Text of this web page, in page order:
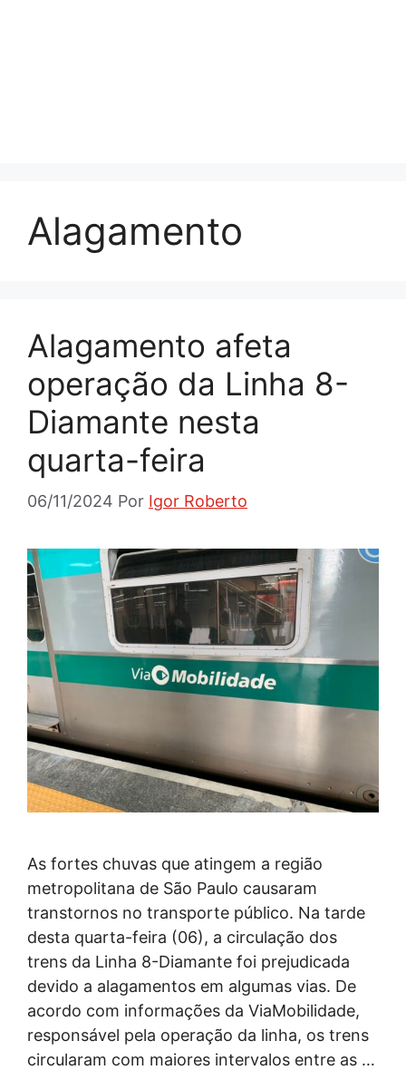
Alagamento
Alagamento afeta
operação da Linha 8-
Diamante nesta
quarta-feira
06/11/2024 Por Igor Roberto
As fortes chuvas que atingem a região
metropolitana de São Paulo causaram
transtornos no transporte público. Na tarde
desta quarta-feira (06), a circulação dos
trens da Linha 8-Diamante foi prejudicada
devido a alagamentos em algumas vias. De
acordo com informações da ViaMobilidade,
responsável pela operação da linha, os trens
circularam com maiores intervalos entre as …